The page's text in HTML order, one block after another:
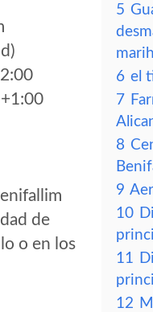
de
o en los
5
6 el
7
8
9
10
11
12